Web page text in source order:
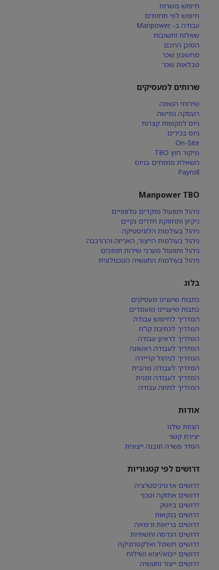
חיפוש משרות
חיפוש לפי תחומים
עבודה ב- Manpower
שאלות ותשובות
הסוכן החכם
מחשבון שכר
טבלאות שכר
שרותים למעסיקים
שירותי השמה
העסקה גמישה
גיוס לתקופות קצרות
גיוס בכירים
On-Site
מיקור חוץ TBO
השאלת מומחים בגיוס
Payroll
Manpower TBO
ניהול ותפעול מוקדים טלפוניים
ניקיון ותחזוקת חדרים נקיים
ניהול בעולמות הלוגיסטיקה
ניהול בעולמות הייצור, האריזה וההרכבה
ניהול ותפעול מערכי שירות תומכים
ניהול בעולמות התעשיה הטכנולוגית
בלוג
כתבות שיענינו מעסיקים
כתבות שיעניינו מועמדים
המדריך לחיפוש עבודה
המדריך לכתיבת קו"ח
המדריך לראיון עבודה
המדריך לעבודה ראשונה
המדריך לניהול קריירה
המדריך לעבודה מהבית
המדריך לעבודה זמנית
המדריך לחוזה עבודה
אודות
הצוות שלנו
יצירת קשר
הסדר פשרה תובנה ייצוגית
דרושים לפי קטגוריות
דרושים אדמיניסטרציה
דרושים אחזקה וטכני
דרושים ביוטק
דרושים בנקאות
דרושים בריאות ורפואה
דרושים הנדסה ותשתיות
דרושים חשמל ואלקטרוניקה
דרושים ייבוא/יצוא ושילוח
דרושים ייצור ותעשיה